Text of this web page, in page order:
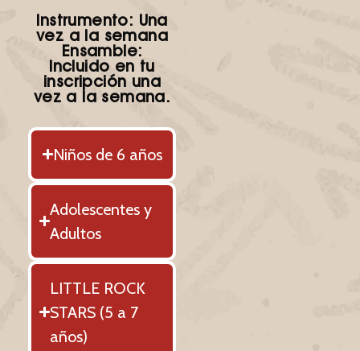
Instrumento: Una
vez a la semana
Ensamble:
Incluido en tu
inscripción una
vez a la semana.
Niños de 6 años
Adolescentes y
Adultos
LITTLE ROCK
STARS (5 a 7
años)